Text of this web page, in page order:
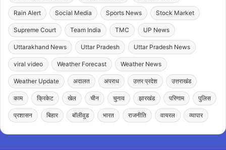
Rain Alert Social Media Sports News Stock Market
Supreme Court Team India TMC UP News
Uttarakhand News Uttar Pradesh Uttar Pradesh News
viral video Weather Forecast Weather News
Weather Update अदालत अपराध उत्तर प्रदेश उत्तराखंड
काम क्रिकेट खेल चीन चुनाव झारखंड परिणाम पुलिस
प्रशासन बिहार बॉलीवुड भारत राजनीति वायरल व्यापार